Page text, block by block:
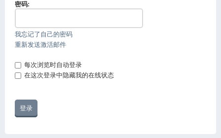
密码:
我忘记了自己的密码
重新发送激活邮件
每次浏览时自动登录
在这次登录中隐藏我的在线状态